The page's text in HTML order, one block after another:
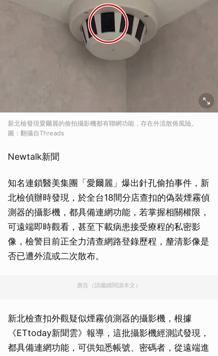
新北檢發現愛爾麗的偷拍攝影機都有聯網功能，存在外流散佈風險。
圖：翻攝自Threads
Newtalk新聞
知名連鎖醫美集團「愛爾麗」爆出針孔偷拍事件，新
北檢偵辦時發現，於全台18間分店查扣的偽裝煙霧偵
測器的攝影機，都具備連網功能，若掌握相關權限，
可遠端即時觀看，甚至下載病患接受療程的私密影
像，檢警目前正全力清查網路登錄歷程，釐清影像是
否已遭外流或二次散布。
廣告（請繼續閱讀本文）
新北檢查扣外觀疑似煙霧偵測器的攝影機，根據
《ETtoday新聞雲》報導，這批攝影機經測試發現，
都具備連網功能，可供知悉帳號、密碼者，從遠端進